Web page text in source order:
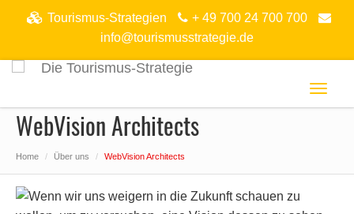
Tourismus-Strategien
+ 49 700 24 700 700
info@tourismusstrategie.de
WebVision Architects
Home Über uns WebVision Architects